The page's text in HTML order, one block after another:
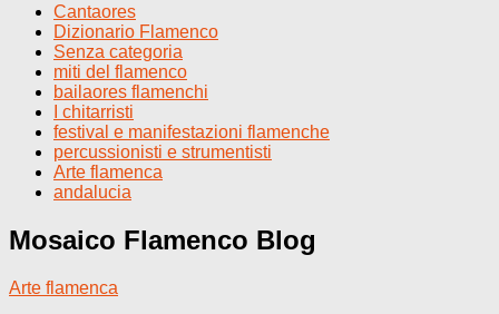
Cantaores
Dizionario Flamenco
Senza categoria
miti del flamenco
bailaores flamenchi
I chitarristi
festival e manifestazioni flamenche
percussionisti e strumentisti
Arte flamenca
andalucia
Mosaico Flamenco Blog
Arte flamenca